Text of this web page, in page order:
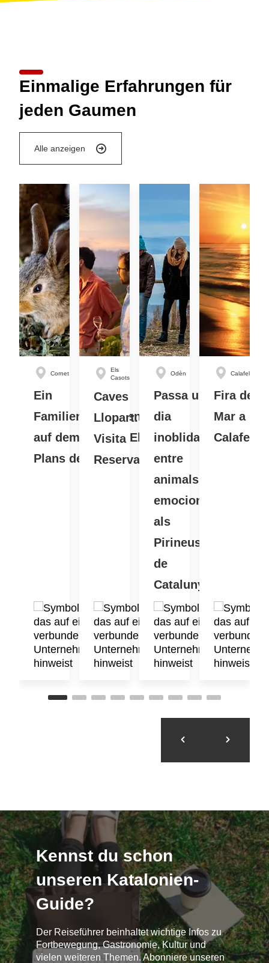
Einmalige Erfahrungen für
jeden Gaumen
Alle anzeigen
Cornet
Ein
Familienwochenende
auf dem Land in Els
Plans de Cornet
Els
Casots
Caves
Llopart.
Visita
Reserva
Odèn
Passa un
dia
inoblidable
entre
animals i
emocions
als
Pirineus
de
Catalunya
Calafell
Fira del
Mar a
Calafell
Kennst du schon
unseren Katalonien-
Guide?
Der Reiseführer beinhaltet wichtige Infos zu
Fortbewegung, Gastronomie, Kultur und
vielen weiteren Themen. Abonniere unseren